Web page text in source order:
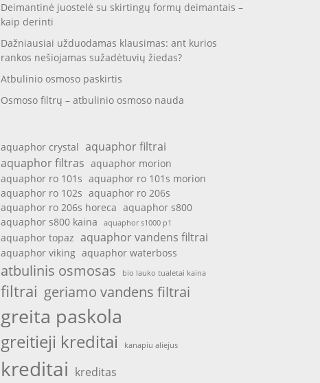
Deimantinė juostelė su skirtingų formų deimantais –
kaip derinti
Dažniausiai užduodamas klausimas: ant kurios
rankos nešiojamas sužadėtuvių žiedas?
Atbulinio osmoso paskirtis
Osmoso filtrų – atbulinio osmoso nauda
aquaphor crystal aquaphor filtrai
aquaphor filtras aquaphor morion
aquaphor ro 101s aquaphor ro 101s morion
aquaphor ro 102s aquaphor ro 206s
aquaphor ro 206s horeca aquaphor s800
aquaphor s800 kaina
aquaphor s1000 p1
aquaphor topaz aquaphor vandens filtrai
aquaphor viking aquaphor waterboss
atbulinis osmosas bio lauko tualetai kaina
filtrai geriamo vandens filtrai
greita paskola
greitieji kreditai kanapiu aliejus
kreditai kreditas